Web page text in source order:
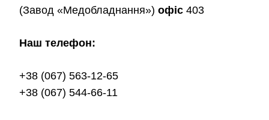
(Завод «Медобладнання») офіс 403
Наш телефон:
+38 (067) 563-12-65
+38 (067) 544-66-11